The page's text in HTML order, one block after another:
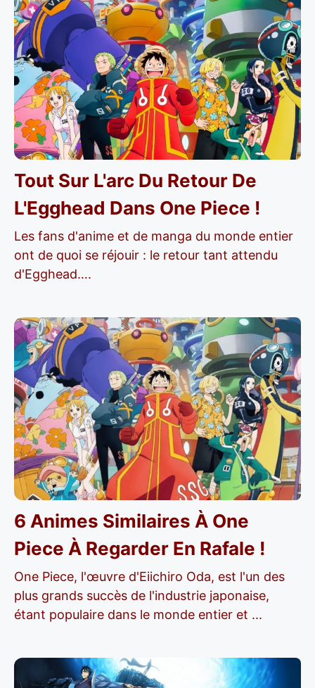
Tout Sur L'arc Du Retour De
L'Egghead Dans One Piece !
Les fans d'anime et de manga du monde entier
ont de quoi se réjouir : le retour tant attendu
d'Egghead….
6 Animes Similaires À One
Piece À Regarder En Rafale !
One Piece, l'œuvre d'Eiichiro Oda, est l'un des
plus grands succès de l'industrie japonaise,
étant populaire dans le monde entier et ...